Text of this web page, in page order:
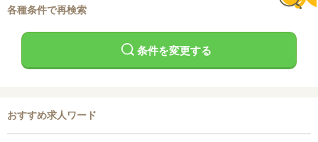
各種条件で再検索
条件を変更する
おすすめ求人ワード